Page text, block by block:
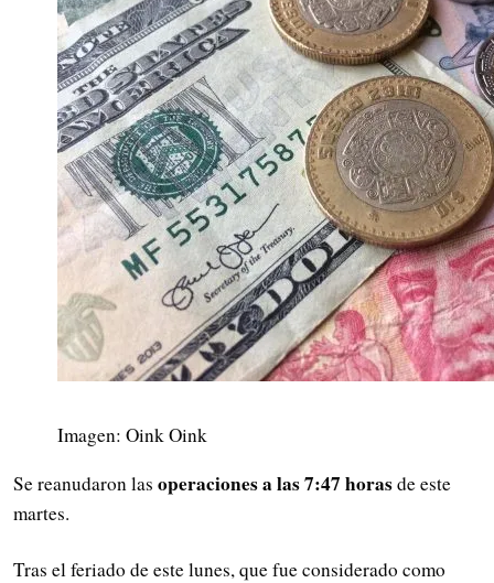
Imagen: Oink Oink
Se reanudaron las operaciones a las 7:47 horasde este
martes.
Tras el feriado de este lunes, que fue considerado como